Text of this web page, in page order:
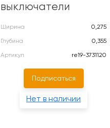
выключатели
Ширина
0,275
Глубина
0,355
Артикул
re19-3731120
Подписаться
Нет в наличии